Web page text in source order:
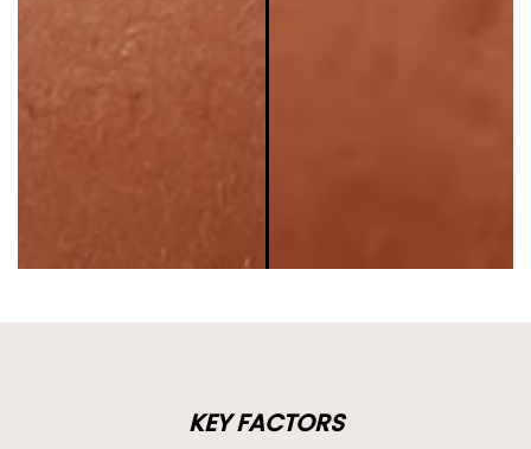
KEY FACTORS